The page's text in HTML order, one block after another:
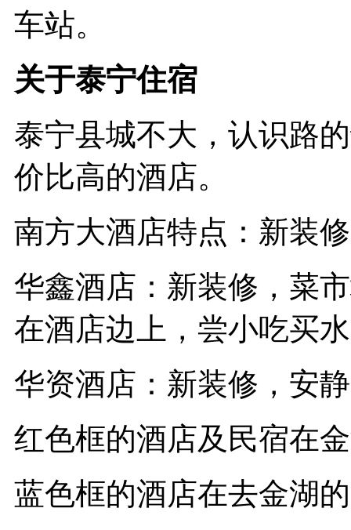
车站。
关于泰宁住宿
泰宁县城不大，认识路
价比高的酒店。
南方大酒店特点：新装
华鑫酒店：新装修，菜
在酒店边上，尝小吃买
华资酒店：新装修，安
红色框的酒店及民宿在
蓝色框的酒店在去金湖